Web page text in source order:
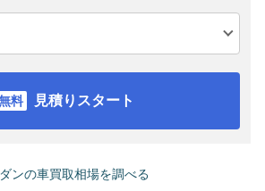
見積りスタート
ンの車買取相場を調べる